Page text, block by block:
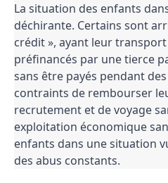
La situation des enfants
déchirante. Certains sont
crédit », ayant leur
préfinancés par une tierce
sans être payés pendant
contraints de rembourser
recrutement et de voyage
exploitation économique
enfants dans une situation
des abus constants.